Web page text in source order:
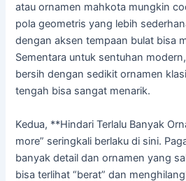
atau ornamen mahkota mungkin
pola geometris yang lebih
dengan aksen tempaan bulat bisa
Sementara untuk sentuhan
bersih dengan sedikit ornamen
tengah bisa sangat menarik.
Kedua, **Hindari Terlalu Banyak
more” seringkali berlaku di sini.
banyak detail dan ornamen yang
bisa terlihat “berat” dan